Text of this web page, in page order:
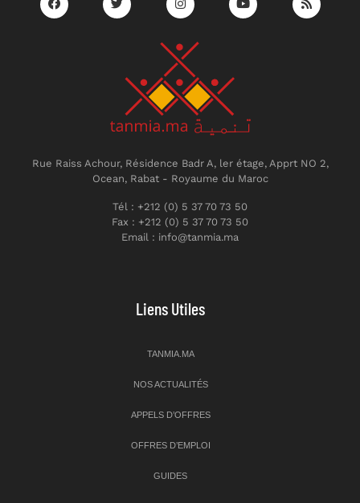
Rue Raiss Achour, Résidence Badr A, ler étage, Apprt NO 2,
Ocean, Rabat - Royaume du Maroc
Tél : +212 (0) 5 37 70 73 50
Fax : +212 (0) 5 37 70 73 50
Email : info@tanmia.ma
Liens Utiles
TANMIA.MA
NOS ACTUALITÉS
APPELS D’OFFRES
OFFRES D’EMPLOI
GUIDES